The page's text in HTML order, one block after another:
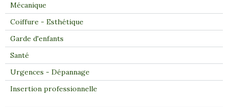
Mécanique
Coiffure - Esthétique
Garde d'enfants
Santé
Urgences - Dépannage
Insertion professionnelle